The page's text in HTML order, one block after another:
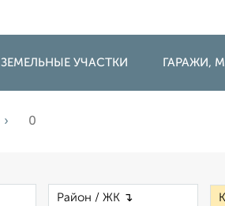
ЗЕМЕЛЬНЫЕ УЧАСТКИ ГАРАЖИ,
0